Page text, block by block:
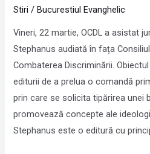
Stiri /Bucurestiul Evanghelic
Vineri, 22 martie, OCDL a asistat
Stephanus audiată în fața
Combaterea Discriminării.
editurii de a prelua o comandă
prin care se solicita tipărirea unei
promovează concepte ale
Stephanus este o editură cu